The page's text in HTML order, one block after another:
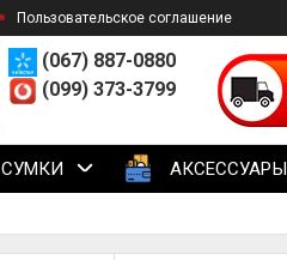
Пользовательское соглашение
(067) 887-0880
(099) 373-3799
СУМКИ АКСЕССУАРЫ